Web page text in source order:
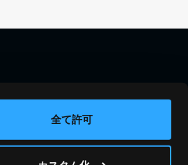
全て許可
問い合わせ
運営会社
プライバシーポリシー